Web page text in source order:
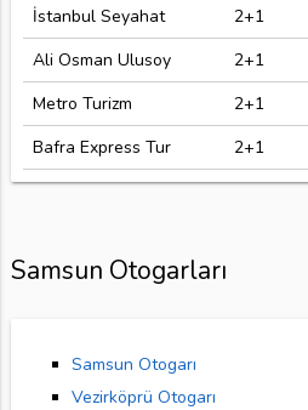
İstanbul Seyahat
2+1
Ali Osman Ulusoy
2+1
Metro Turizm
2+1
Bafra Express Tur
2+1
Samsun Otogarları
Samsun Otogarı
Vezirköprü Otogarı